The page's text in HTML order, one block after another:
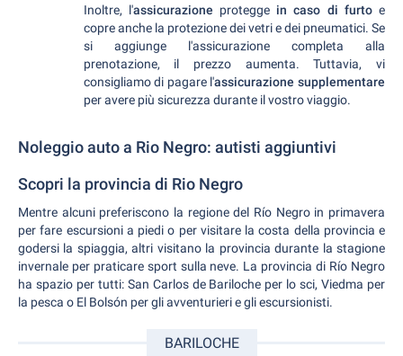
Inoltre, l'assicurazione protegge in caso di furtoe
copre anche la protezione dei vetri e dei pneumatici. Se
si aggiunge l'assicurazione completa alla
prenotazione, il prezzo aumenta. Tuttavia, vi
consigliamo di pagare l'assicurazione supplementare
per avere più sicurezza durante il vostro viaggio.
Noleggio auto a Rio Negro: autisti aggiuntivi
Scopri la provincia di Rio Negro
Mentre alcuni preferiscono la regione del Río Negro in primavera
per fare escursioni a piedi o per visitare la costa della provincia e
godersi la spiaggia, altri visitano la provincia durante la stagione
invernale per praticare sport sulla neve. La provincia di Río Negro
ha spazio per tutti: San Carlos de Bariloche per lo sci, Viedma per
la pesca o El Bolsón per gli avventurieri e gli escursionisti.
BARILOCHE